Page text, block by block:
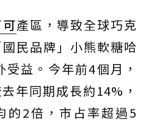
產區，導致全球巧克
國民品牌」小熊軟糖哈
益。今年前4個月，
年同期成長約14%，
的2倍，市占率超過5